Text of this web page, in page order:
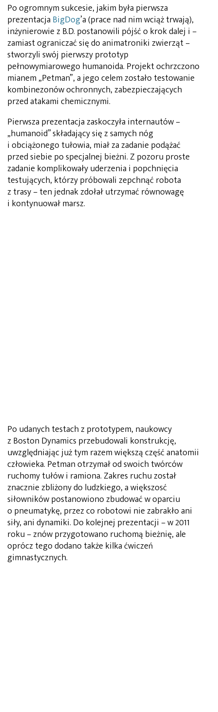
Po ogromnym sukcesie, jakim była pierwsza
prezentacja BigDog’a (prace nad nim wciąż trwają),
inżynierowie z B.D. postanowili pójść o krok dalej i –
zamiast ograniczać się do animatroniki zwierząt –
stworzyli swój pierwszy prototyp
pełnowymiarowego humanoida. Projekt ochrzczono
mianem „Petman”, a jego celem zostało testowanie
kombinezonów ochronnych, zabezpieczających
przed atakami chemicznymi.
Pierwsza prezentacja zaskoczyła internautów –
„humanoid” składający się z samych nóg
i obciążonego tułowia, miał za zadanie podążać
przed siebie po specjalnej bieżni. Z pozoru proste
zadanie komplikowały uderzenia i popchnięcia
testujących, którzy próbowali zepchnąć robota
z trasy – ten jednak zdołał utrzymać równowagę
i kontynuował marsz.
Po udanych testach z prototypem, naukowcy
z Boston Dynamics przebudowali konstrukcję,
uwzględniając już tym razem większą część anatomii
człowieka. Petman otrzymał od swoich twórców
ruchomy tułów i ramiona. Zakres ruchu został
znacznie zbliżony do ludzkiego, a większosć
siłowników postanowiono zbudować w oparciu
o pneumatykę, przez co robotowi nie zabrakło ani
siły, ani dynamiki. Do kolejnej prezentacji – w 2011
roku – znów przygotowano ruchomą bieżnię, ale
oprócz tego dodano także kilka ćwiczeń
gimnastycznych.